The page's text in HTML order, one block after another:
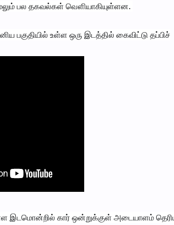
பல தகவல்கள் வௌியாகியுள்ளன.
பகுதியில் உள்ள ஒரு இடத்தில் கைவிட்டு தப்பிச்
இடமொன்றில் கார் ஒன்றுக்குள் அடையாளம்